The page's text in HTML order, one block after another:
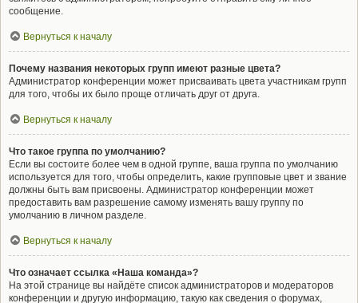
сообщение.
Вернуться к началу
Почему названия некоторых групп имеют разные цвета?
Администратор конференции может присваивать цвета участникам групп
для того, чтобы их было проще отличать друг от друга.
Вернуться к началу
Что такое группа по умолчанию?
Если вы состоите более чем в одной группе, ваша группа по умолчанию
используется для того, чтобы определить, какие групповые цвет и звание
должны быть вам присвоены. Администратор конференции может
предоставить вам разрешение самому изменять вашу группу по
умолчанию в личном разделе.
Вернуться к началу
Что означает ссылка «Наша команда»?
На этой странице вы найдёте список администраторов и модераторов
конференции и другую информацию, такую как сведения о форумах,